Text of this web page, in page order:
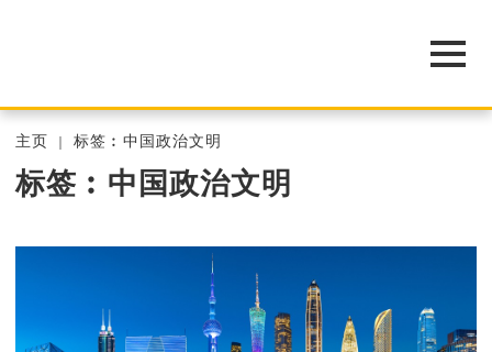
主页 标签︰中国政治文明
标签︰中国政治文明